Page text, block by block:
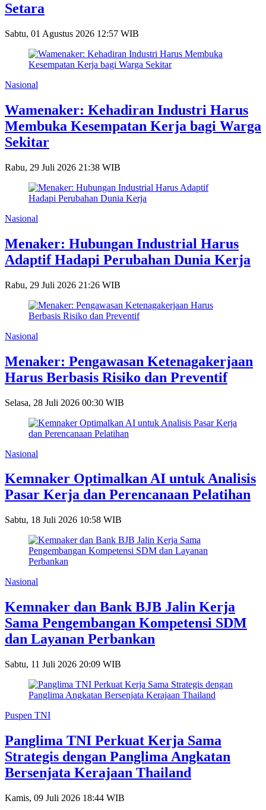
Setara
Sabtu, 01 Agustus 2026 12:57 WIB
Nasional
Wamenaker: Kehadiran Industri Harus
Membuka Kesempatan Kerja bagi Warga
Sekitar
Rabu, 29 Juli 2026 21:38 WIB
Nasional
Menaker: Hubungan Industrial Harus
Adaptif Hadapi Perubahan Dunia Kerja
Rabu, 29 Juli 2026 21:26 WIB
Nasional
Menaker: Pengawasan Ketenagakerjaan
Harus Berbasis Risiko dan Preventif
Selasa, 28 Juli 2026 00:30 WIB
Nasional
Kemnaker Optimalkan AI untuk Analisis
Pasar Kerja dan Perencanaan Pelatihan
Sabtu, 18 Juli 2026 10:58 WIB
Nasional
Kemnaker dan Bank BJB Jalin Kerja
Sama Pengembangan Kompetensi SDM
dan Layanan Perbankan
Sabtu, 11 Juli 2026 20:09 WIB
Puspen TNI
Panglima TNI Perkuat Kerja Sama
Strategis dengan Panglima Angkatan
Bersenjata Kerajaan Thailand
Kamis, 09 Juli 2026 18:44 WIB